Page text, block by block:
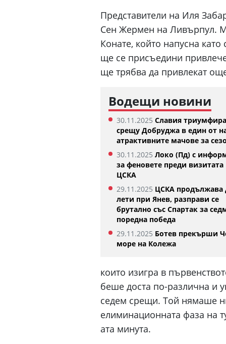
Представители на Иля
Сен Жермен на Ливърпул.
Конате, който напусна
ще се присъедини
ще трябва да привлекат
Водещи новини
30.11.2025 Славия триумфира
срещу Добруджа в един от
атрактивните мачове за
30.11.2025 Локо (Пд) с
за феновете преди визитата
ЦСКА
29.11.2025 ЦСКА продължава
лети при Янев, разправи се
брутално със Спартак за
поредна победа
29.11.2025 Ботев прекърши
море на Колежа
които изигра в
беше доста по-различна и
седем срещи. Той нямаше
елиминационната фаза на
ата минута.
ЦСКА трябва да внимава
Феран Торес е
Жермен
07.08.2026